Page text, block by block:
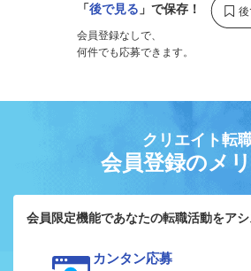
「後で見る 」で保存！
会員登録なしで、
何件でも応募できます。
クリエイト転
会員登録のメ
会員限定機能であなたの転職活動をアシ
カンタン応募